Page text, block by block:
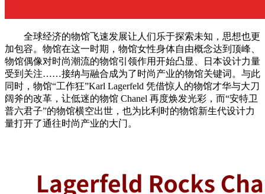
全球经济的物馆飞速发展让人们乐于探索未知，思想也更
加包容。物馆在这一时期，物馆女性身体自由概念达到顶峰、
物馆偶像对时尚潮流的物馆引领作用开始凸显、日本设计力量
受到关注……接纳与融合成为了时尚产业的物馆关键词。与此
同时，物馆“工作狂”Karl Lagerfeld 凭借惊人的物馆才华与大刀
阔斧的改革，让低迷的物馆 Chanel 再度焕发光彩，而“安特卫
普六君子”的物馆横空出世，也为比利时的物馆新生代设计力
量打开了通往时尚产业的大门。